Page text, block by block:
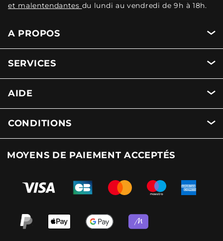
et malentendantes du lundi au vendredi de 9h à 18h.
A PROPOS
SERVICES
AIDE
CONDITIONS
MOYENS DE PAIEMENT ACCEPTÉS